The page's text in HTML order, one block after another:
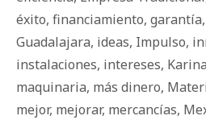
éxito, financiamiento, garantía,
Guadalajara, ideas, Impulso,
instalaciones, intereses,
maquinaria, más dinero,
mejor, mejorar, mercancías,